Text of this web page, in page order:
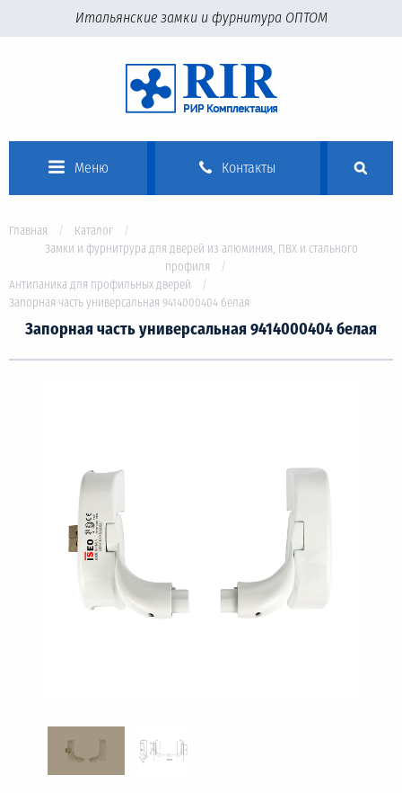
Итальянские замки и фурнитура ОПТОМ
Меню Контакты
Главная
Каталог
Замки и фурнитрура для дверей из алюминия, ПВХ и стального
профиля
Антипаника для профильных дверей
Запорная часть универсальная 9414000404 белая
Запорная часть универсальная 9414000404 белая